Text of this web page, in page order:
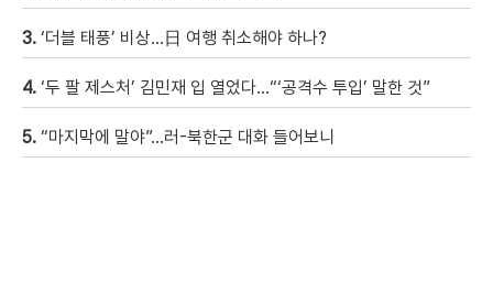
3. ‘더블 태풍’ 비상…日 여행 취소해야 하나?
4. ‘두 팔 제스처’ 김민재 입 열었다…“‘공격수 투입’ 말한 것”
5. “마지막에 말야”…러-북한군 대화 들어보니